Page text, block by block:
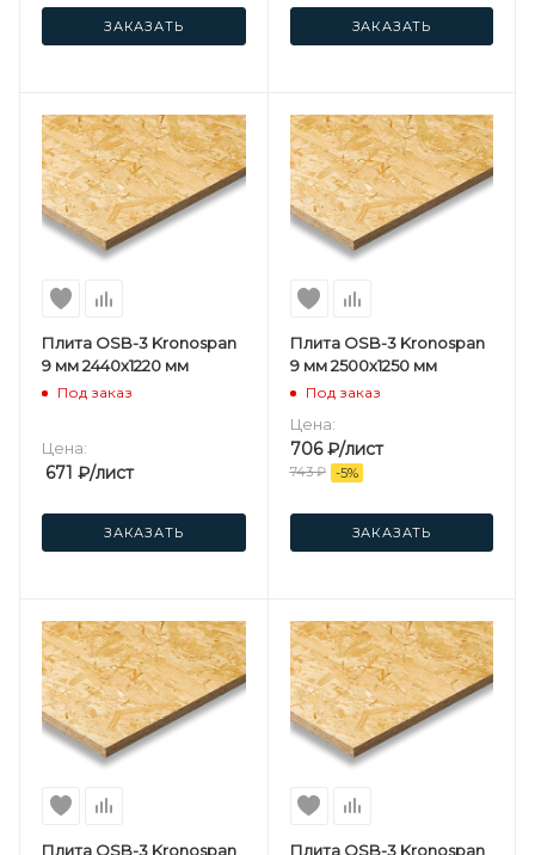
ЗАКАЗАТЬ ЗАКАЗАТЬ
Плита OSB-3 Kronospan
9 мм 2440х1220 мм
Под заказ
Цена:
671 ₽/лист
ЗАКАЗАТЬ
Плита OSB-3 Kronospan
9 мм 2500х1250 мм
Под заказ
Цена:
706₽/лист
743₽ -5%
ЗАКАЗАТЬ
Плита OSB-3 Kronospan Плита OSB-3 Kronospan